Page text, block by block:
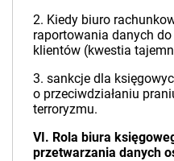
2. Kiedy biuro
raportowania danych
klientów (kwestia
3. sankcje dla
o przeciwdziałaniu
terroryzmu.
VI. Rola biura
przetwarzania danych